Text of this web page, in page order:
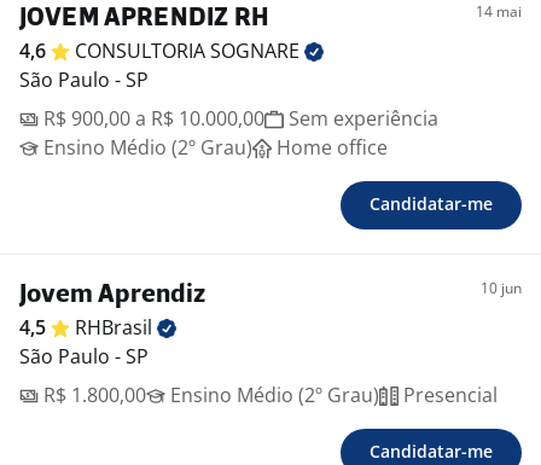
JOVEM APRENDIZ RH 14 mai
4,6 CONSULTORIASOGNARE
São Paulo - SP
R$ 900,00 a R$ 10.000,00
Sem experiência
Ensino Médio (2º Grau)
Home office
Candidatar-me
Jovem Aprendiz 10 jun
4,5
RHBrasil
São Paulo - SP
R$ 1.800,00
Ensino Médio (2º Grau) Presencial
Candidatar-me